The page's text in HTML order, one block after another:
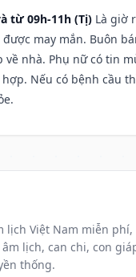
từ 09h-11h (Tị) Là giờ
may mắn. Buôn
nhà. Phụ nữ có tin
Nếu có bệnh cầu
lịch Việt Nam miễn
lịch, can chi, con
thống.